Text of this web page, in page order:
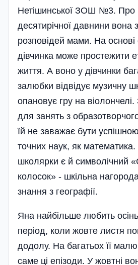
Нетішинської ЗОШ №3. Про
десятирічної давнини вона
розповідей мами. На
дівчинка може простежити
життя. А воно у дівчинки
залюбки відвідує музичну
опановує гру на віолончелі.
для занять з
їй не заважає бути
точних наук, як
школярки є й символічний
колосок» - шкільна
знання з географії.
Яна найбільше любить
період, коли жовте листя
додолу. На багатьох її
саме ці епізоди. У жовтні